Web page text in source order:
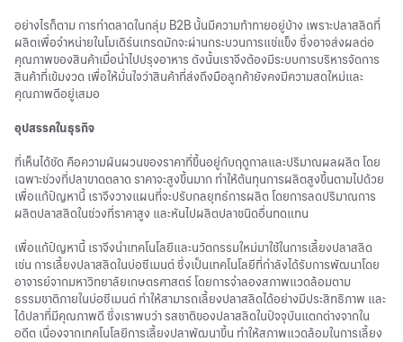
อย่างไรก็ตาม การทำตลาดในกลุ่ม B2B นั้นมีความท้าทายอยู่บ้าง เพราะปลาสลิดที่
ผลิตเพื่อจำหน่ายในโมเดิร์นเทรดมักจะผ่านกระบวนการแช่แข็ง ซึ่งอาจส่งผลต่อ
คุณภาพของสินค้าเมื่อนำไปปรุงอาหาร ดังนั้นเราจึงต้องมีระบบการบริหารจัดการ
สินค้าที่เข้มงวด เพื่อให้มั่นใจว่าสินค้าที่ส่งถึงมือลูกค้ายังคงมีความสดใหม่และ
คุณภาพดีอยู่เสมอ
อุปสรรคในธุรกิจ
ที่เห็นได้ชัด คือความผันผวนของราคาที่ขึ้นอยู่กับฤดูกาลและปริมาณผลผลิต โดย
เฉพาะช่วงที่ปลาขาดตลาด ราคาจะสูงขึ้นมาก ทำให้ต้นทุนการผลิตสูงขึ้นตามไปด้วย
เพื่อแก้ปัญหานี้ เราจึงวางแผนที่จะปรับกลยุทธ์การผลิต โดยการลดปริมาณการ
ผลิตปลาสลิดในช่วงที่ราคาสูง และหันไปผลิตปลาชนิดอื่นทดแทน
เพื่อแก้ปัญหานี้ เราจึงนำเทคโนโลยีและนวัตกรรมใหม่มาใช้ในการเลี้ยงปลาสลิด
เช่น การเลี้ยงปลาสลิดในบ่อซีเมนต์ ซึ่งเป็นเทคโนโลยีที่กำลังได้รับการพัฒนาโดย
อาจารย์จากมหาวิทยาลัยเกษตรศาสตร์ โดยการจำลองสภาพแวดล้อมตาม
ธรรมชาติภายในบ่อซีเมนต์ ทำให้สามารถเลี้ยงปลาสลิดได้อย่างมีประสิทธิภาพ และ
ได้ปลาที่มีคุณภาพดี ซึ่งเราพบว่า รสชาติของปลาสลิดในปัจจุบันแตกต่างจากใน
อดีต เนื่องจากเทคโนโลยีการเลี้ยงปลาพัฒนาขึ้น ทำให้สภาพแวดล้อมในการเลี้ยง